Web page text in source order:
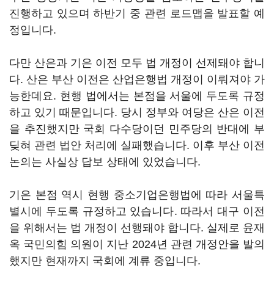
진행하고 있으며 하반기 중 관련 로드맵을 발표할 예
정입니다.
다만 산은과 기은 이전 모두 법 개정이 선제돼야 합니
다. 산은 부산 이전은 산업은행법 개정이 이뤄져야 가
능한데요. 현행 법에서는 본점을 서울에 두도록 규정
하고 있기 때문입니다. 당시 정부와 여당은 산은 이전
을 추진했지만 국회 다수당이던 민주당의 반대에 부
딪혀 관련 법안 처리에 실패했습니다. 이후 부산 이전
논의는 사실상 답보 상태에 있었습니다.
기은 본점 역시 현행 중소기업은행법에 따라 서울특
별시에 두도록 규정하고 있습니다. 따라서 대구 이전
을 위해서는 법 개정이 선행돼야 합니다. 실제로 윤재
옥 국민의힘 의원이 지난 2024년 관련 개정안을 발의
했지만 현재까지 국회에 계류 중입니다.